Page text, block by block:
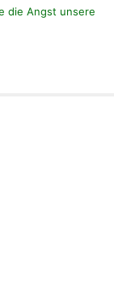
die Angst unsere